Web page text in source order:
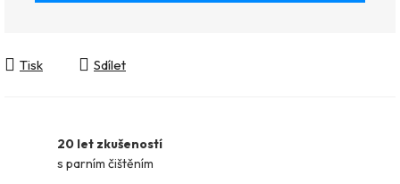
Tisk Sdílet
20 let zkušeností
s parním čištěním